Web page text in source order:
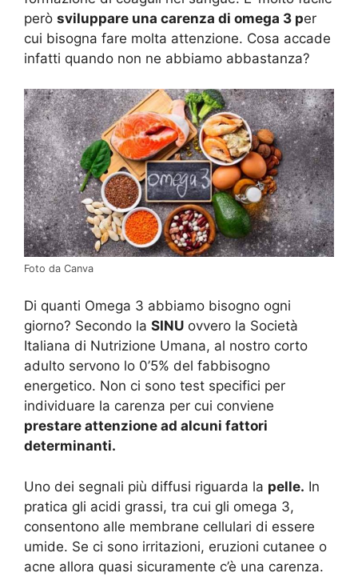
però sviluppare una carenza di omega 3 per
cui bisogna fare molta attenzione. Cosa accade
infatti quando non ne abbiamo abbastanza?
Foto da Canva
Di quanti Omega 3 abbiamo bisogno ogni
giorno? Secondo la SINU ovvero la Società
Italiana di Nutrizione Umana, al nostro corto
adulto servono lo 0’5% del fabbisogno
energetico. Non ci sono test specifici per
individuare la carenza per cui conviene
prestare attenzione ad alcuni fattori
determinanti.
Uno dei segnali più diffusi riguarda la pelle. In
pratica gli acidi grassi, tra cui gli omega 3,
consentono alle membrane cellulari di essere
umide. Se ci sono irritazioni, eruzioni cutanee o
acne allora quasi sicuramente c’è una carenza.